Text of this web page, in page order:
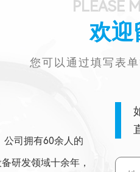
PLEASE
欢迎
您可以通过填写表
公司拥有60余人的
研发领域十余年，